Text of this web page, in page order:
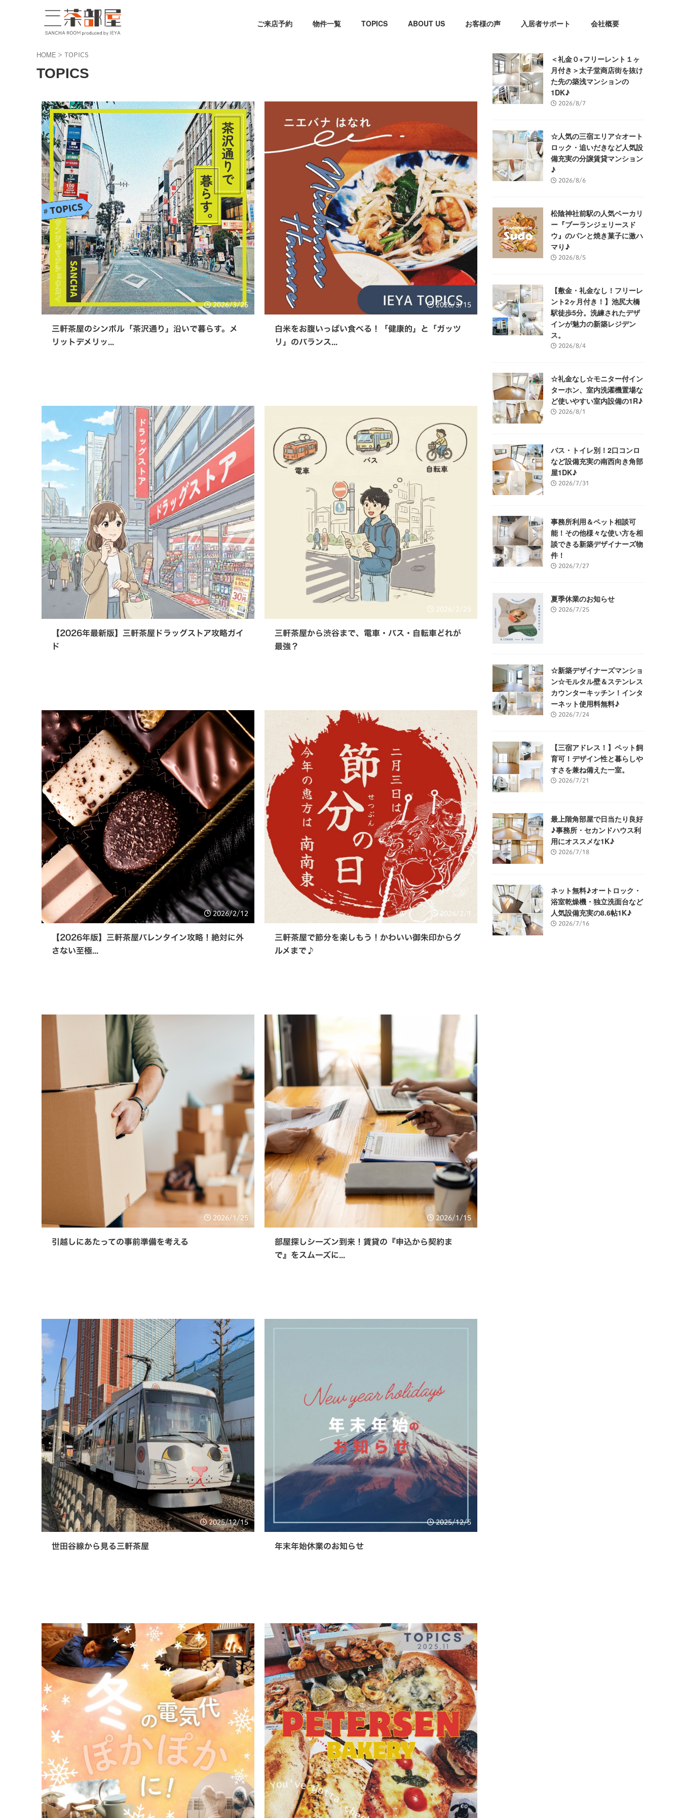
ご来店予約 物件一覧 TOPICS ABOUT US お客様の声 入居者サポート 会社概要
HOME > TOPICS
TOPICS
2026/3/25
三軒茶屋のシンボル「茶沢通り」沿いで暮らす。メ
リットデメリッ...
2026/3/15
白米をお腹いっぱい食べる！「健康的」と「ガッツ
リ」のバランス...
2026/3/5
【2026年最新版】三軒茶屋ドラッグストア攻略ガイ
ド
2026/2/25
三軒茶屋から渋谷まで、電車・バス・自転車どれが
最強？
2026/2/12
【2026年版】三軒茶屋バレンタイン攻略！絶対に外
さない至極...
2026/2/1
三軒茶屋で節分を楽しもう！かわいい御朱印からグ
ルメまで♪
2026/1/25
引越しにあたっての事前準備を考える
2026/1/15
部屋探しシーズン到来！賃貸の『申込から契約ま
で』をスムーズに...
2025/12/15
世田谷線から見る三軒茶屋
2025/12/5
年末年始休業のお知らせ
＜礼金０+フリーレント１ヶ
月付き＞太子堂商店街を抜け
た先の築浅マンションの
1DK♪
2026/8/7
☆人気の三宿エリア☆オート
ロック・追いだきなど人気設
備充実の分譲賃貸マンション
♪
2026/8/6
松陰神社前駅の人気ベーカリ
ー『ブーランジェリースド
ウ』のパンと焼き菓子に激ハ
マり♪
2026/8/5
【敷金・礼金なし！フリーレ
ント2ヶ月付き！】池尻大橋
駅徒歩5分。洗練されたデザ
インが魅力の新築レジデン
ス。
2026/8/4
☆礼金なし☆モニター付イン
ターホン、室内洗濯機置場な
ど使いやすい室内設備の1R♪
2026/8/1
バス・トイレ別！2口コンロ
など設備充実の南西向き角部
屋1DK♪
2026/7/31
事務所利用＆ペット相談可
能！その他様々な使い方を相
談できる新築デザイナーズ物
件！
2026/7/27
夏季休業のお知らせ
2026/7/25
☆新築デザイナーズマンショ
ン☆モルタル壁＆ステンレス
カウンターキッチン！インタ
ーネット使用料無料♪
2026/7/24
【三宿アドレス！】ペット飼
育可！デザイン性と暮らしや
すさを兼ね備えた一室。
2026/7/21
最上階角部屋で日当たり良好
♪事務所・セカンドハウス利
用にオススメな1K♪
2026/7/18
ネット無料♪オートロック・
浴室乾燥機・独立洗面台など
人気設備充実の8.6帖1K♪
2026/7/16